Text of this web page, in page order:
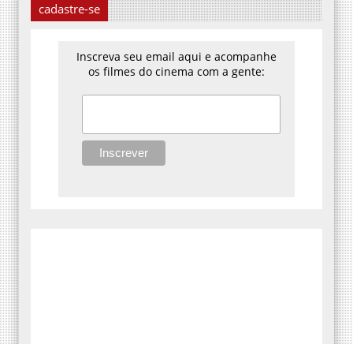
cadastre-se
Inscreva seu email aqui e acompanhe
os filmes do cinema com a gente: